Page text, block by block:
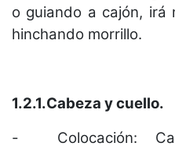
o guiando a cajón, irá
hinchando morrillo.
1.2.1.Cabeza y cuello.
-
Colocación: